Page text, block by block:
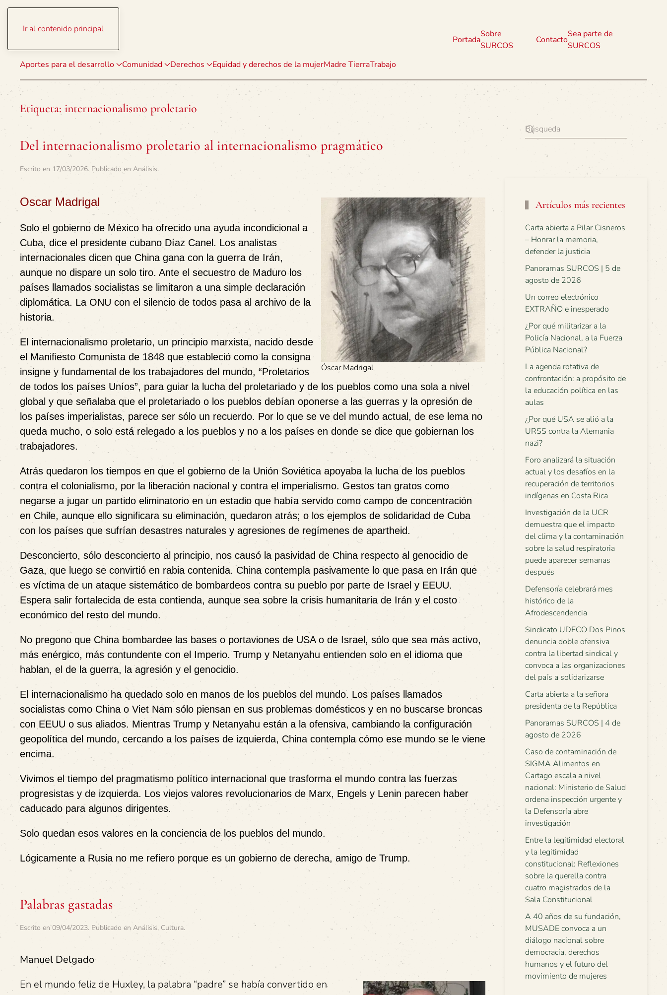
Ir al contenido principal
Aportes para el desarrollo Comunidad Derechos Equidad y derechos de la mujerMadre TierraTrabajo
Portada
Sobre
SURCOS
Contacto
Sea parte de
SURCOS
Etiqueta: internacionalismo proletario
Del internacionalismo proletario al internacionalismo pragmático
Escrito en 17/03/2026. Publicado en Análisis.
Óscar Madrigal
Oscar Madrigal
Solo el gobierno de México ha ofrecido una ayuda incondicional a
Cuba, dice el presidente cubano Díaz Canel. Los analistas
internacionales dicen que China gana con la guerra de Irán,
aunque no dispare un solo tiro. Ante el secuestro de Maduro los
países llamados socialistas se limitaron a una simple declaración
diplomática. La ONU con el silencio de todos pasa al archivo de la
historia.
El internacionalismo proletario, un principio marxista, nacido desde
el Manifiesto Comunista de 1848 que estableció como la consigna
insigne y fundamental de los trabajadores del mundo, “Proletarios
de todos los países Uníos”, para guiar la lucha del proletariado y de los pueblos como una sola a nivel
global y que señalaba que el proletariado o los pueblos debían oponerse a las guerras y la opresión de
los países imperialistas, parece ser sólo un recuerdo. Por lo que se ve del mundo actual, de ese lema no
queda mucho, o solo está relegado a los pueblos y no a los países en donde se dice que gobiernan los
trabajadores.
Atrás quedaron los tiempos en que el gobierno de la Unión Soviética apoyaba la lucha de los pueblos
contra el colonialismo, por la liberación nacional y contra el imperialismo. Gestos tan gratos como
negarse a jugar un partido eliminatorio en un estadio que había servido como campo de concentración
en Chile, aunque ello significara su eliminación, quedaron atrás; o los ejemplos de solidaridad de Cuba
con los países que sufrían desastres naturales y agresiones de regímenes de apartheid.
Desconcierto, sólo desconcierto al principio, nos causó la pasividad de China respecto al genocidio de
Gaza, que luego se convirtió en rabia contenida. China contempla pasivamente lo que pasa en Irán que
es víctima de un ataque sistemático de bombardeos contra su pueblo por parte de Israel y EEUU.
Espera salir fortalecida de esta contienda, aunque sea sobre la crisis humanitaria de Irán y el costo
económico del resto del mundo.
No pregono que China bombardee las bases o portaviones de USA o de Israel, sólo que sea más activo,
más enérgico, más contundente con el Imperio. Trump y Netanyahu entienden solo en el idioma que
hablan, el de la guerra, la agresión y el genocidio.
El internacionalismo ha quedado solo en manos de los pueblos del mundo. Los países llamados
socialistas como China o Viet Nam sólo piensan en sus problemas domésticos y en no buscarse broncas
con EEUU o sus aliados. Mientras Trump y Netanyahu están a la ofensiva, cambiando la configuración
geopolítica del mundo, cercando a los países de izquierda, China contempla cómo ese mundo se le viene
encima.
Vivimos el tiempo del pragmatismo político internacional que trasforma el mundo contra las fuerzas
progresistas y de izquierda. Los viejos valores revolucionarios de Marx, Engels y Lenin parecen haber
caducado para algunos dirigentes.
Solo quedan esos valores en la conciencia de los pueblos del mundo.
Lógicamente a Rusia no me refiero porque es un gobierno de derecha, amigo de Trump.
Palabras gastadas
Escrito en09/04/2023. Publicado en Análisis, Cultura.
Manuel Delgado
En el mundo feliz de Huxley, la palabra “padre” se había convertido en
Artículos más recientes
Carta abierta a Pilar Cisneros
– Honrar la memoria,
defender la justicia
Panoramas SURCOS | 5 de
agosto de 2026
Un correo electrónico
EXTRAÑO e inesperado
¿Por qué militarizar a la
Policía Nacional, a la Fuerza
Pública Nacional?
La agenda rotativa de
confrontación: a propósito de
la educación política en las
aulas
¿Por qué USA se alió a la
URSS contra la Alemania
nazi?
Foro analizará la situación
actual y los desafíos en la
recuperación de territorios
indígenas en Costa Rica
Investigación de la UCR
demuestra que el impacto
del clima y la contaminación
sobre la salud respiratoria
puede aparecer semanas
después
Defensoría celebrará mes
histórico de la
Afrodescendencia
Sindicato UDECO Dos Pinos
denuncia doble ofensiva
contra la libertad sindical y
convoca a las organizaciones
del país a solidarizarse
Carta abierta a la señora
presidenta de la República
Panoramas SURCOS | 4 de
agosto de 2026
Caso de contaminación de
SIGMA Alimentos en
Cartago escala a nivel
nacional: Ministerio de Salud
ordena inspección urgente y
la Defensoría abre
investigación
Entre la legitimidad electoral
y la legitimidad
constitucional: Reflexiones
sobre la querella contra
cuatro magistrados de la
Sala Constitucional
A 40 años de su fundación,
MUSADE convoca a un
diálogo nacional sobre
democracia, derechos
humanos y el futuro del
movimiento de mujeres